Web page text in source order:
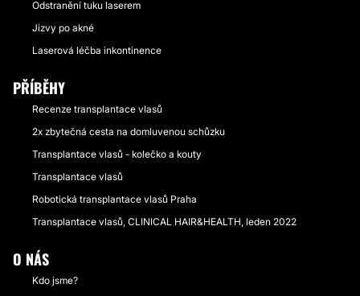
Odstranění tuku laserem
Jizvy po akné
Laserová léčba inkontinence
PŘÍBĚHY
Recenze transplantace vlasů
2x zbytečná cesta na domluvenou schůzku
Transplantace vlasů - kolečko a kouty
Transplantace vlasů
Robotická transplantace vlasů Praha
Transplantace vlasů, CLINICAL HAIR&HEALTH, leden 2022
O NÁS
Kdo jsme?